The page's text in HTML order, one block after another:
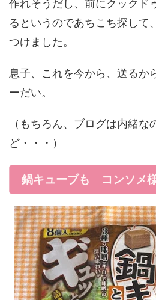
作れそうだし、前にクックド
るというのであちこち探して
つけました。
息子、これを今から、送る
ーだい。
（もちろん、ブログは内緒な
ど・・・）
鍋キューブも コンソメ